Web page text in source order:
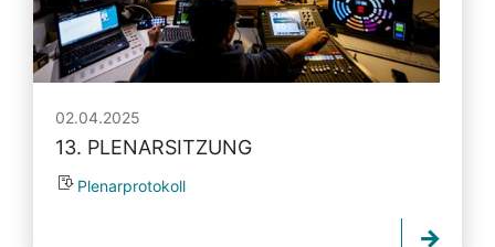
02.04.2025
13. PLENARSITZUNG
Plenarprotokoll